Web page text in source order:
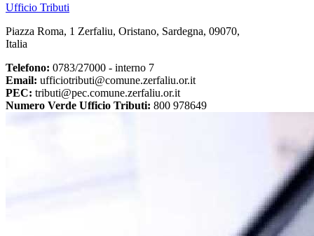
Ufficio Tributi
Piazza Roma, 1 Zerfaliu, Oristano, Sardegna, 09070,
Italia
Telefono: 0783/27000 - interno 7
Email: ufficiotributi@comune.zerfaliu.or.it
PEC: tributi@pec.comune.zerfaliu.or.it
Numero Verde Ufficio Tributi: 800 978649